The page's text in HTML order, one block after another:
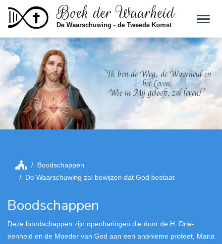
Skip to main contentBoek der Waarheid
De Waarschuwing - de Tweede Komst
"Ik ben de Weg, de Waarheid en
het Leven.
Wie in Mij gelooft, zal leven!"
Boodschappen
De Waarschuwing zal bewijzen dat God bestaat
Boodschappen
Deze boodschappen zijn openbaringen die door de H. Drie-
eenheid en de Moeder van God aan een anonieme profeet, Maria